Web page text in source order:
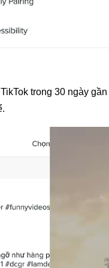
trong 30 ngày